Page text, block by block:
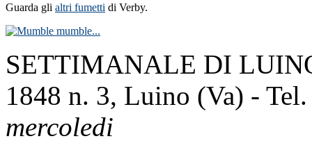
Guarda gli altri fumetti di Verby.
SETTIMANALE DI
1848 n. 3, Luino (Va) -
mercoledi